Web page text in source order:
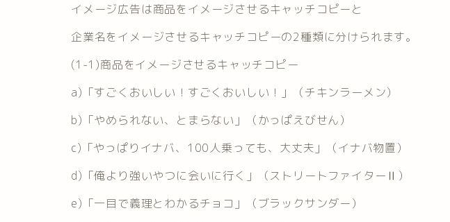
イメージ広告は商品をイメージさせるキャッチコピーと
企業名をイメージさせるキャッチコピーの2種類に分けられます。
(1-1)商品をイメージさせるキャッチコピー
a)「すごくおいしい！すごくおいしい！」（チキンラーメン）
b)「やめられない、とまらない」（かっぱえびせん）
c)「やっぱりイナバ、100人乗っても、大丈夫」（イナバ物置）
d)「俺より強いやつに会いに行く」（ストリートファイターⅡ）
e)「一目で義理とわかるチョコ」（ブラックサンダー）